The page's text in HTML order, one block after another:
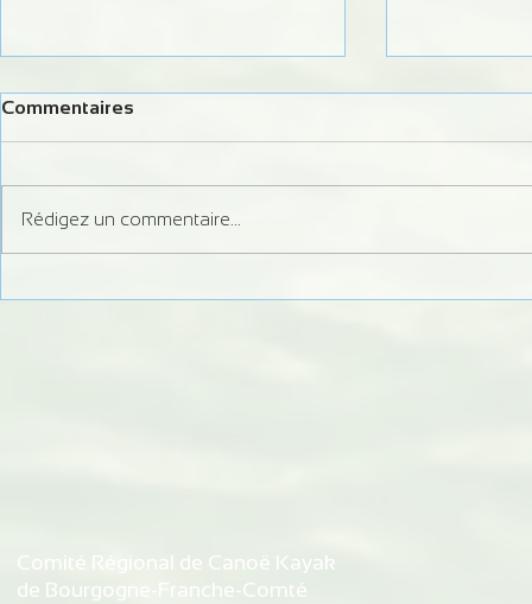
Commentaires
Rédigez un commentaire...
Comité Régional de Canoë Kayak
de Bourgogne-Franche-Comté